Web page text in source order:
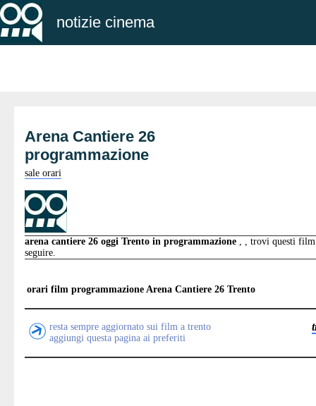
notizie cinema
Arena Cantiere 26
programmazione
sale orari
arena cantiere 26 oggi Trento in programmazione , , trovi questi
seguire.
orari film programmazione Arena Cantiere 26 Trento
resta sempre aggiornato sui film a trento
aggiungi questa pagina ai preferiti